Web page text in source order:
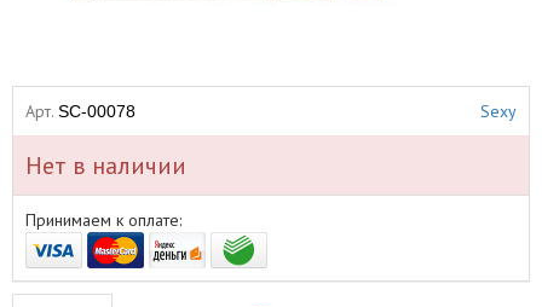
Арт. SC-00078 Sexy
Нет в наличии
Принимаем к оплате: